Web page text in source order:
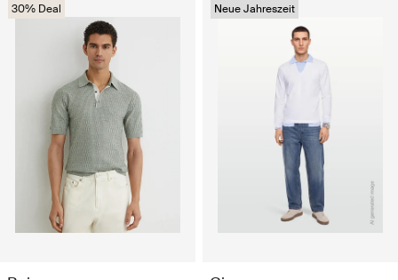
30% Deal Neue Jahreszeit